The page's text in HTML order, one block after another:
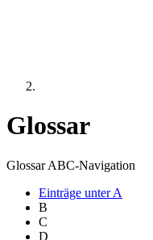
Glossar
Glossar ABC-Navigation
Einträge unterA
B
C
D